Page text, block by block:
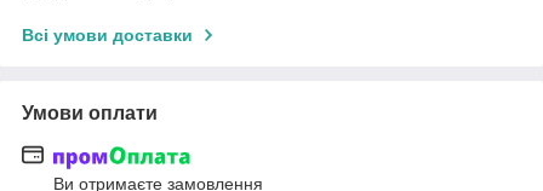
Всі умови доставки
Умови оплати
Ви отримаєте замовлення